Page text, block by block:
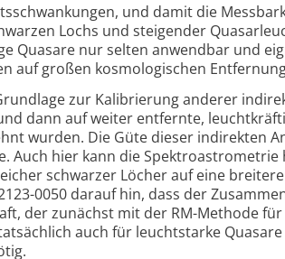
und damit die
Lochs und steigender
Quasare nur selten anwendbar und
auf großen kosmologischen
zur Kalibrierung anderer
dann auf weiter entfernte,
wurden. Die Güte dieser indirekten
Auch hier kann die Spektro­astrometrie
schwarzer Löcher auf eine
0050 darauf hin, dass der
der zunächst mit der RM-Methode
auch für leuchtstarke